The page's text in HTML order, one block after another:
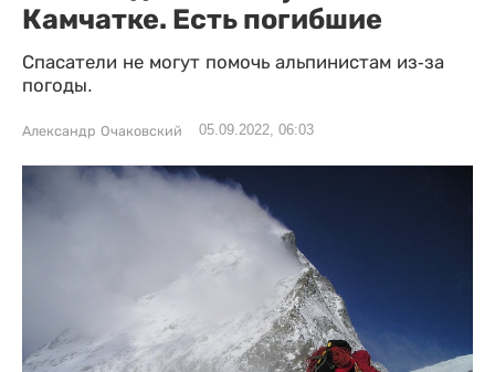
Камчатке. Есть погибшие
Спасатели не могут помочь альпинистам из-за
погоды.
Александр Очаковский 05.09.2022, 06:03